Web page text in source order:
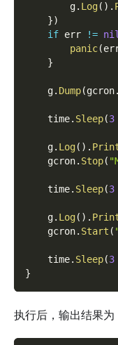
        g
. Log( ) .
})
if err != nil
panic(
}
    g
. Dump(gcron.
    time
. Sleep(3
    g
. Log( ) .
    gcron
. Stop(
    time
. Sleep(3
    g
. Log( ) .
    gcron
. Start (
    time
. Sleep(3
}
执行后，输出结果为